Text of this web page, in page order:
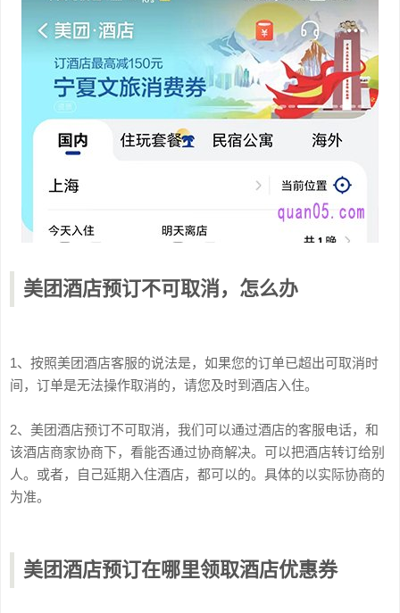
美团酒店预订不可取消，怎么办
1、按照美团酒店客服的说法是，如果您的订单已超出可取消时
间，订单是无法操作取消的，请您及时到酒店入住。
2、美团酒店预订不可取消，我们可以通过酒店的客服电话，和
该酒店商家协商下，看能否通过协商解决。可以把酒店转订给别
人。或者，自己延期入住酒店，都可以的。具体的以实际协商的
为准。
美团酒店预订在哪里领取酒店优惠券